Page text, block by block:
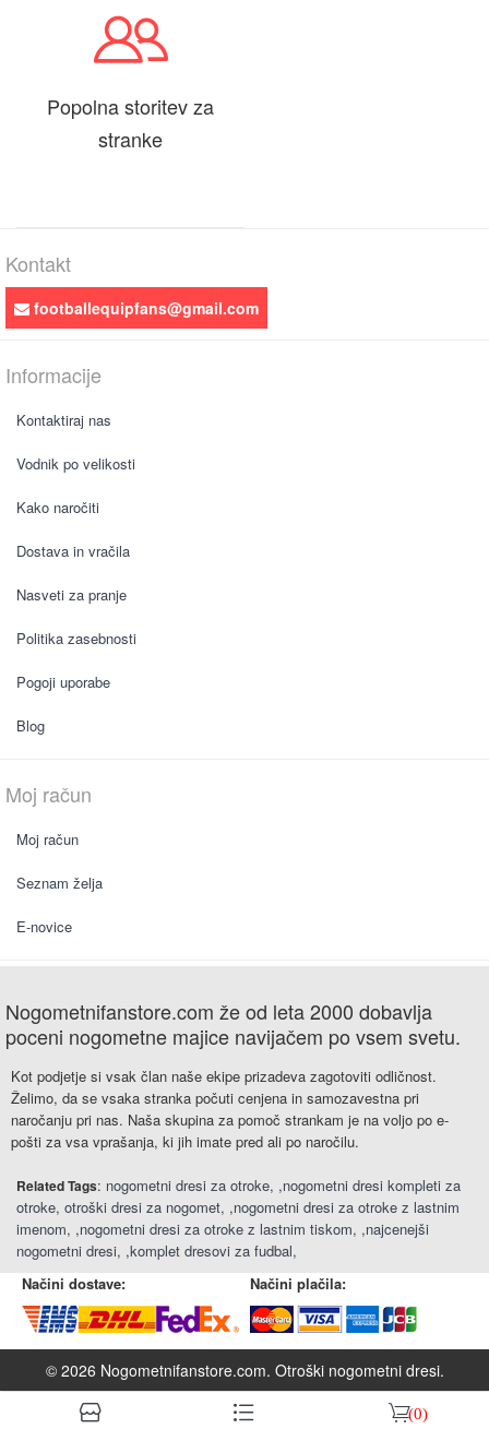
󰆹 󰈍 󰃦(0)
Popolna storitev za
stranke
Kontakt
footballequipfans@gmail.com
Informacije
Kontaktiraj nas
Vodnik po velikosti
Kako naročiti
Dostava in vračila
Nasveti za pranje
Politika zasebnosti
Pogoji uporabe
Blog
Moj račun
Moj račun
Seznam želja
E-novice
Nogometnifanstore.com že od leta 2000 dobavlja
poceni nogometne majice navijačem po vsem svetu.
Kot podjetje si vsak član naše ekipe prizadeva zagotoviti odličnost.
Želimo, da se vsaka stranka počuti cenjena in samozavestna pri
naročanju pri nas. Naša skupina za pomoč strankam je na voljo po e-
pošti za vsa vprašanja, ki jih imate pred ali po naročilu.
Related Tags: nogometni dresi za otroke ,nogometni dresi kompleti za
otroke otroški dresi za nogomet ,nogometni dresi za otroke z lastnim
imenom ,nogometni dresi za otroke z lastnim tiskom ,najcenejši
nogometni dresi ,komplet dresovi za fudbal
Načini dostave:
Načini plačila:
© 2026 Nogometnifanstore.com. Otroški nogometni dresi.